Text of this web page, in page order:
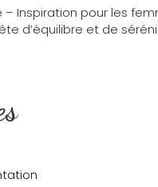
– Inspiration pour les
d’équilibre et de